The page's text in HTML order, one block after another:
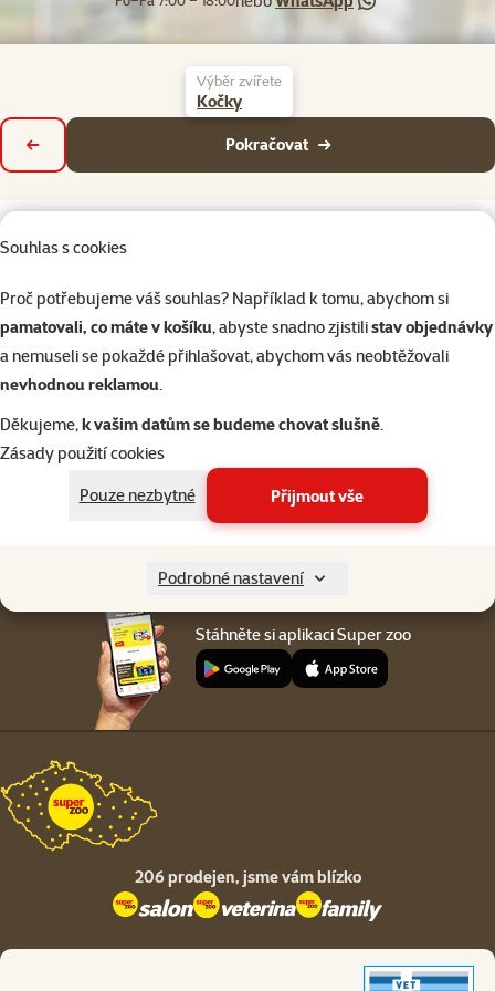
Souhlas s cookies
Proč potřebujeme váš souhlas? Například k tomu, abychom si
pamatovali, co máte v košíku, abyste snadno zjistilistav objednávky
a nemuseli se pokaždé přihlašovat, abychom vás neobtěžovali
nevhodnou reklamou.
Děkujeme,k vašim datům se budeme chovat slušně.
Zásady použití cookies
Pouze nezbytné
Přijmout vše
Podrobné nastavení
Výběr zvířete
Kočky
Pokračovat
Zpět
Napište nám
eshop@superzoo.cz
321 000 180
Po–Pá 7:00 – 18:00
neboWhatsApp jsme vám blízko
Menu v patičce
Pro zákazníky
Stáhněte si aplikaci Super zoo
206 prodejen, jsme vám blízko